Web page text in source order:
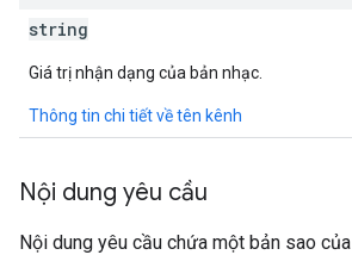
string
Giá trị nhận dạng của bản nhạc.
Thông tin chi tiết về tên kênh
Nội dung yêu cầu
Nội dung yêu cầu chứa một bản sao của